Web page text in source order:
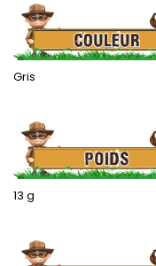
Gris
.
13 g
.